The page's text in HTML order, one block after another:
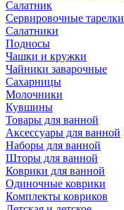
Салатник
Сервировочные тарелки
Салатники
Подносы
Чашки и кружки
Чайники заварочные
Сахарницы
Молочники
Кувшины
Товары для ванной
Аксессуары для ванной
Наборы для ванной
Шторы для ванной
Коврики для ванной
Одиночные коврики
Комплекты ковриков